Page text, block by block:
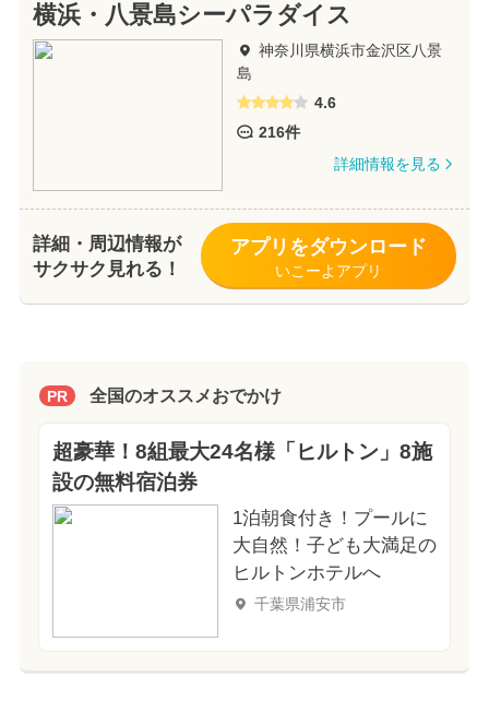
横浜・八景島シーパラダイス
神奈川県横浜市金沢区八景
島
4.6
216件
詳細情報を見る
詳細・周辺情報が
サクサク見れる！
アプリをダウンロード
いこーよアプリ
PR 全国のオススメおでかけ
超豪華！8組最大24名様「ヒルトン」8施
設の無料宿泊券
1泊朝食付き！プールに
大自然！子ども大満足の
ヒルトンホテルへ
千葉県浦安市